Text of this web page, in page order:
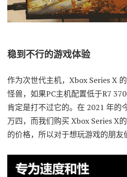
稳到不行的游戏体验
作为次世代主机，Xbox Series X
怪兽，如果PC主机配置低于R7
肯定是打不过它的。在 2021 年的
万四，而我们购买 Xbox Series X
的价格，所以对于想玩游戏的朋友